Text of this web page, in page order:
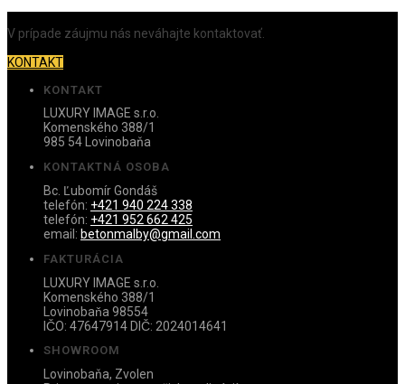
V prípade záujmu nás neváhajte kontaktovať.
KONTAKT
KONTAKT
LUXURY IMAGE s.r.o.
Komenského 388/1
985 54 Lovinobaňa
KONTAKTNÁ OSOBA
Bc. Ľubomír Gondáš
telefón: +421 940 224 338
telefón: +421 952 662 425
email: betonmalby@gmail.com
FAKTURÁCIA
LUXURY IMAGE s.r.o.
Komenského 388/1
Lovinobaňa 98554
IČO: 47647914 DIČ: 2024014641
SHOWROOM
Lovinobaňa, Zvolen